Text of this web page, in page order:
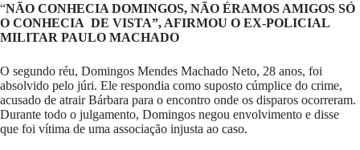
“NÃO CONHECIA DOMINGOS, NÃO ÉRAMOS AMIGOS SÓ
O CONHECIA DE VISTA”, AFIRMOU O EX-POLICIAL
MILITAR PAULO MACHADO
O segundo réu, Domingos Mendes Machado Neto, 28 anos, foi
absolvido pelo júri. Ele respondia como suposto cúmplice do crime,
acusado de atrair Bárbara para o encontro onde os disparos ocorreram.
Durante todo o julgamento, Domingos negou envolvimento e disse
que foi vítima de uma associação injusta ao caso.